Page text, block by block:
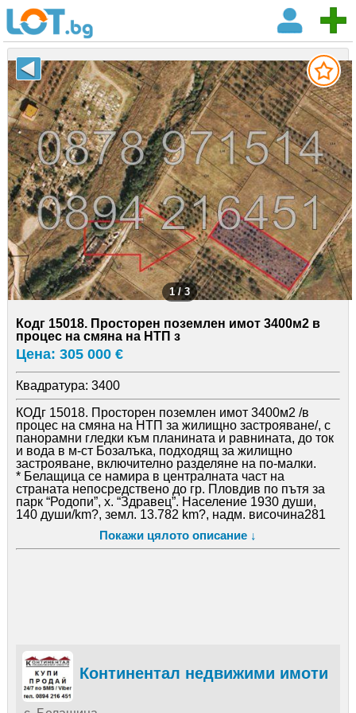
1 / 3
Кодг 15018. Просторен поземлен имот 3400м2 в
процес на смяна на НТП з
Цена: 305 000 €
Квадратура: 3400
КОДг 15018. Просторен поземлен имот 3400м2 /в
процес на смяна на НТП за жилищно застрояване/, с
панорамни гледки към планината и равнината, до ток
и вода в м-ст Бозалъка, подходящ за жилищно
застрояване, включително разделяне на по-малки.
* Белащица се намира в централната част на
страната непосредствено до гр. Пловдив по пътя за
парк “Родопи”, х. “Здравец”. Население 1930 души,
140 души/km?, земл. 13.782 km?, надм. височина281
осигурява отпускащата атмосфера от свежия въздух
и красивата природа съчетани с удобствата на
популярна като благоприятна резиденция на
Пловдив, където са и домовете на едни от най-
заможните и влиятелни личности на града. Предлага
превъзходни възможности за инвестиции
благодарение на подходящото си разположение, само
Покажи цялото описание ↓
Континентал недвижими имоти